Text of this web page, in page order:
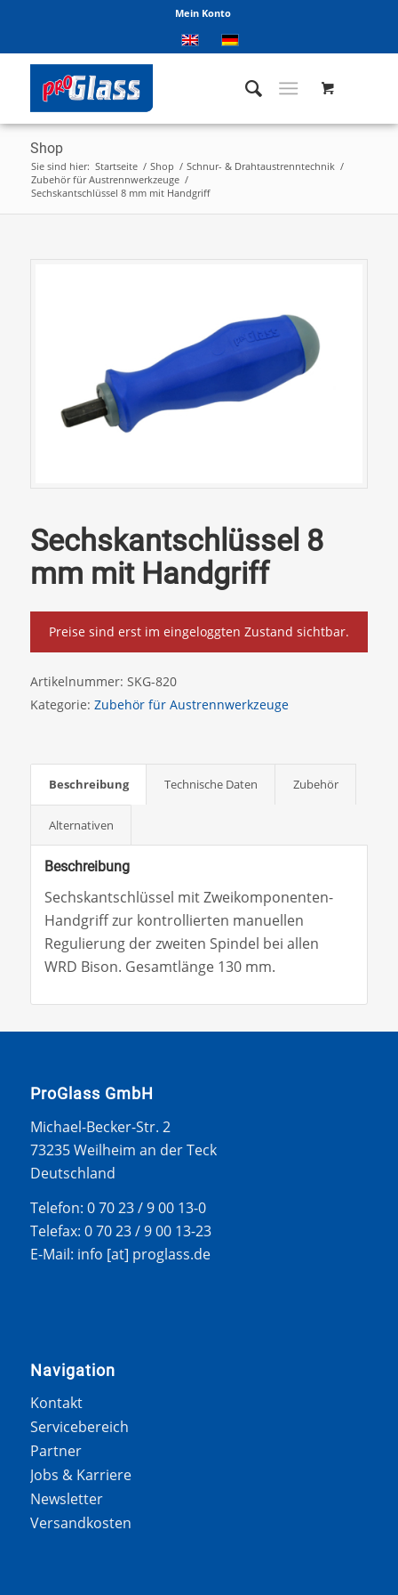
Mein Konto
Shop
Sie sind hier: Startseite / Shop / Schnur- & Drahtaustrenntechnik /
Zubehör für Austrennwerkzeuge /
Sechskantschlüssel 8 mm mit Handgriff
Sechskantschlüssel 8
mm mit Handgriff
Preise sind erst im eingeloggten Zustand sichtbar.
Artikelnummer: SKG-820
Kategorie: Zubehör für Austrennwerkzeuge
Beschreibung Technische Daten Zubehör
Alternativen
Beschreibung
Sechskantschlüssel mit Zweikomponenten-
Handgriff zur kontrollierten manuellen
Regulierung der zweiten Spindel bei allen
WRD Bison. Gesamtlänge 130 mm.
ProGlass GmbH
Michael-Becker-Str. 2
73235 Weilheim an der Teck
Deutschland
Telefon: 0 70 23 / 9 00 13-0
Telefax: 0 70 23 / 9 00 13-23
E-Mail: info [at] proglass.de
Navigation
Kontakt
Servicebereich
Partner
Jobs & Karriere
Newsletter
Versandkosten